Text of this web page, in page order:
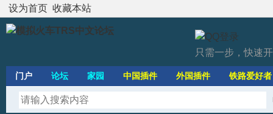
设为首页 收藏本站
只需一步，快速
门户 论坛 家园 中国插件 外国插件 铁路爱好者